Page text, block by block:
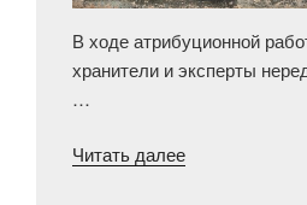
В ходе атрибуционной
хранители и эксперты
…
Читать далее«Портрет